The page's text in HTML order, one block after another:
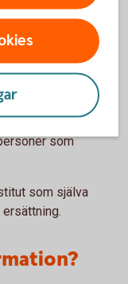
omfattar inte
sparandet (IPS).
som
som själva